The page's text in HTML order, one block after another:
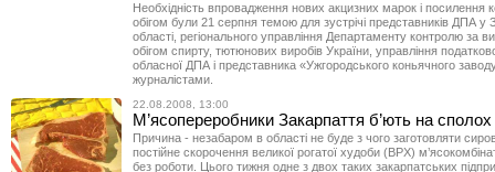
Необхідність впровадження нових акцизних марок і посилення
обігом були 21 серпня темою для зустрічі представників ДПА у
області, регіонального управління Департаменту контролю за
обігом спирту, тютюнових виробів України, управління податкової
обласної ДПА і представника «Ужгородського коньячного
журналістами.
22.08.2008, 13:00
М’ясопереробники Закарпаття б’ють на сполох
Причина - незабаром в області не буде з чого заготовляти
постійне скорочення великої рогатої худоби (ВРХ)
без роботи. Цього тижня одне з двох таких закарпатських